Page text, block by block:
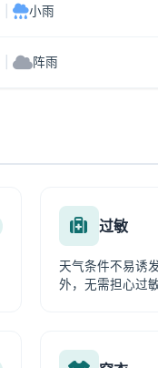
小雨
阵雨
过敏
天气条件不易诱
外，无需担心过